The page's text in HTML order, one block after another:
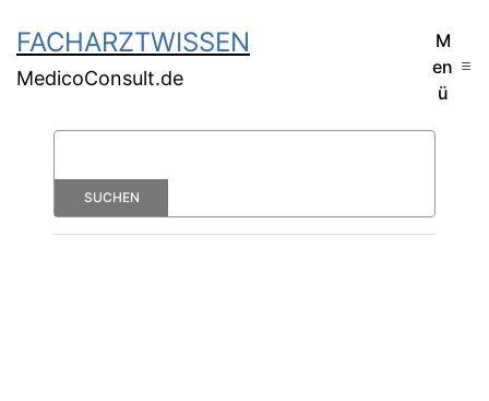
FACHARZTWISSEN
MedicoConsult.de
M
en
ü